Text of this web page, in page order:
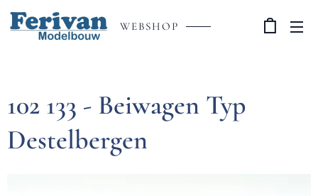
WEBSHOP
102 133 - Beiwagen Typ
Destelbergen